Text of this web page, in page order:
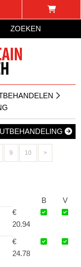
ZOEKEN
9 10 >
V
B
€
20.94
€
24.78